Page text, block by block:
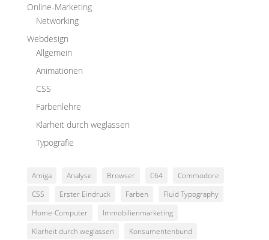
Online-Marketing
Networking
Webdesign
Allgemein
Animationen
CSS
Farbenlehre
Klarheit durch weglassen
Typografie
Amiga Analyse Browser C64
Commodore
CSS
Erster Eindruck Farben
Fluid Typography
Home-Computer
Immobilienmarketing
Klarheit durch weglassen
Konsumentenbund